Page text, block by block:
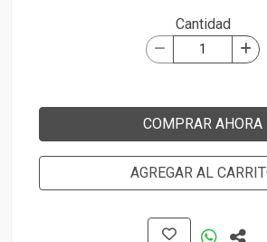
Cantidad
COMPRAR AHORA
AGREGAR AL